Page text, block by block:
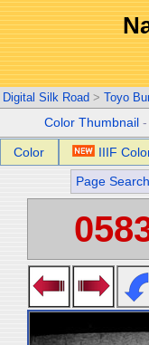
Digital Silk Road > Toyo
Color Thumbnail -
Color IIIF
Page Search